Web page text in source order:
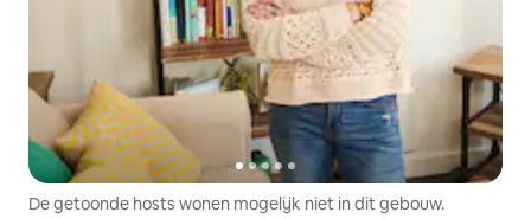
De getoonde hosts wonen mogelijk niet in dit gebouw.